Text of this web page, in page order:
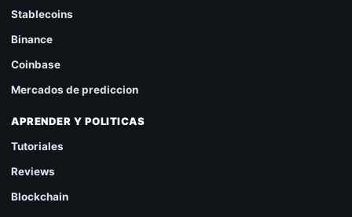
Stablecoins
Binance
Coinbase
Mercados de prediccion
APRENDER Y POLITICAS
Tutoriales
Reviews
Blockchain